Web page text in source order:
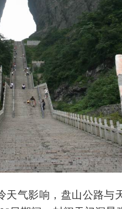
天气影响，盘山公路与